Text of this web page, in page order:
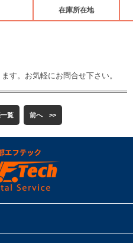
在庫所在地
す。お気軽にお問合せ下さい。
覧 前へ >>